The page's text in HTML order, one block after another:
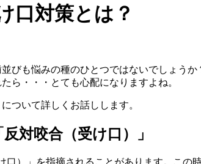
口対策とは？
びも悩みの種のひとつではないでしょうか
ら・・・とても心配になりますよね。
ついて詳しくお話しします。
対咬合（受け口）」
）」を指摘されることがあります。こ